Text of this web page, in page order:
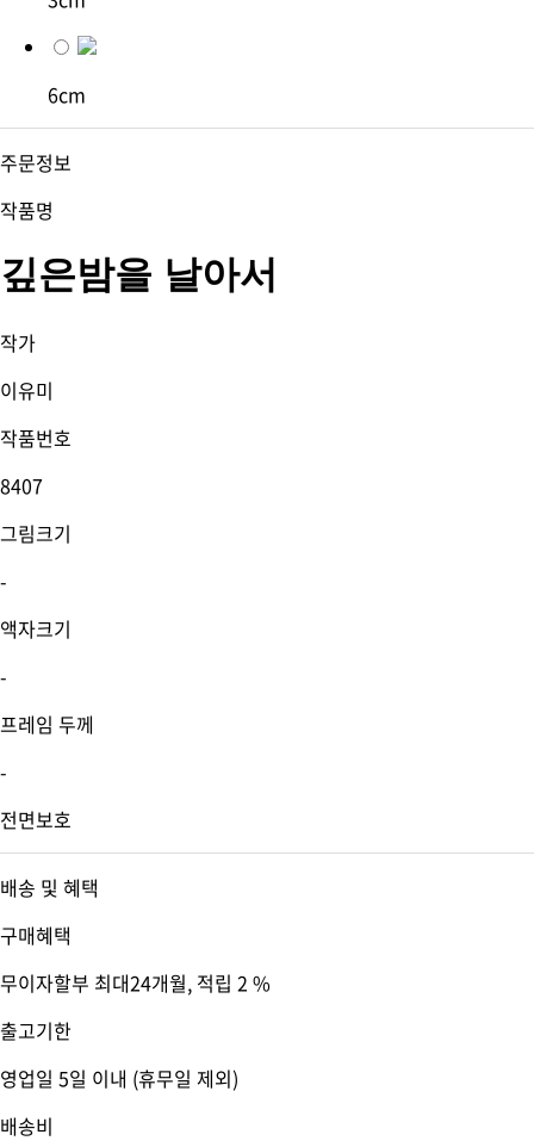
6cm
주문정보
작품명
깊은밤을 날아서
작가
이유미
작품번호
8407
그림크기
-
액자크기
-
프레임 두께
-
전면보호
배송 및 혜택
구매혜택
무이자할부 최대24개월, 적립 2 %
출고기한
영업일 5일 이내 (휴무일 제외)
배송비